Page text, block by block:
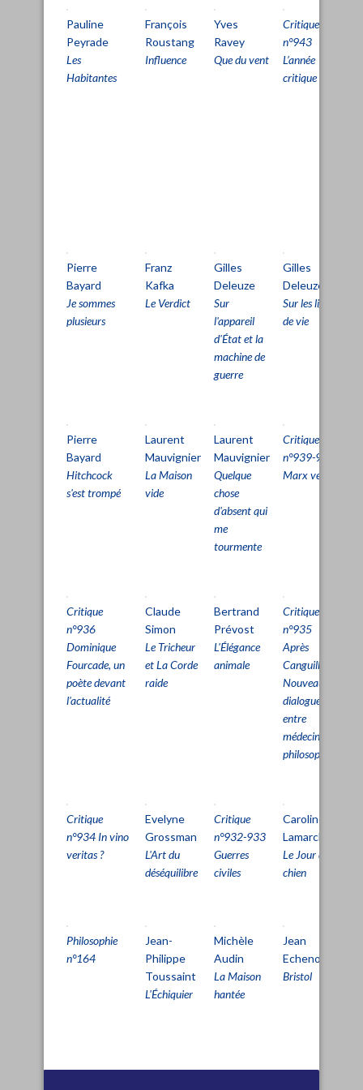
Pauline
Peyrade
Les
Habitantes
François
Roustang
Influence
Yves
Ravey
Que du vent
Critique
n°943
L’année
critique
Pierre
Bayard
Je sommes
plusieurs
Franz
Kafka
Le Verdict
Gilles
Deleuze
Sur
l'appareil
d'État et la
machine de
guerre
Gilles
Deleuze
Sur les lignes
de vie
Pierre
Bayard
Hitchcock
s'est trompé
Laurent
Mauvignier
La Maison
vide
Laurent
Mauvignier
Quelque
chose
d'absent qui
me
tourmente
Critique
n°939-940
Marx vert
Critique
n°936
Dominique
Fourcade, un
poète devant
l'actualité
Claude
Simon
Le Tricheur
et La Corde
raide
Bertrand
Prévost
L'Élégance
animale
Critique
n°935
Après
Canguilhem.
Nouveaux
dialogues
entre
médecine et
philosophie
Critique
n°934 In vino
veritas ?
Evelyne
Grossman
L'Art du
déséquilibre
Critique
n°932-933
Guerres
civiles
Caroline
Lamarche
Le Jour du
chien
Philosophie
n°164
Jean-
Philippe
Toussaint
L'Échiquier
Michèle
Audin
La Maison
hantée
Jean
Echenoz
Bristol